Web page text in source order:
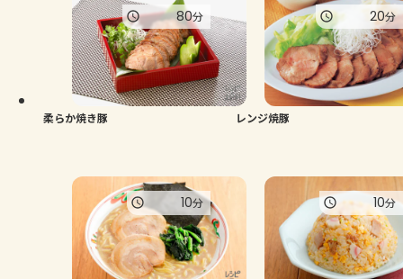
柔らか焼き豚
80分
レンジ焼豚
20分
10分 10分